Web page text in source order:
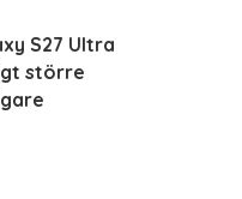
S27 Ultra
större